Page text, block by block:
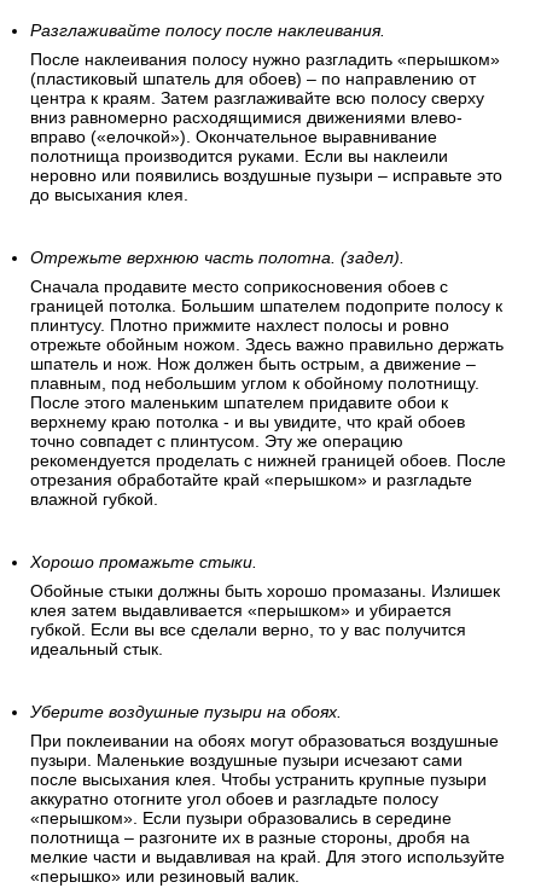
Разглаживайте полосу после наклеивания.
После наклеивания полосу нужно разгладить «перышком»
(пластиковый шпатель для обоев) – по направлению от
центра к краям. Затем разглаживайте всю полосу сверху
вниз равномерно расходящимися движениями влево-
вправо («елочкой»). Окончательное выравнивание
полотнища производится руками. Если вы наклеили
неровно или появились воздушные пузыри – исправьте это
до высыхания клея.
Отрежьте верхнюю часть полотна. (задел).
Сначала продавите место соприкосновения обоев с
границей потолка. Большим шпателем подоприте полосу к
плинтусу. Плотно прижмите нахлест полосы и ровно
отрежьте обойным ножом. Здесь важно правильно держать
шпатель и нож. Нож должен быть острым, а движение –
плавным, под небольшим углом к обойному полотнищу.
После этого маленьким шпателем придавите обои к
верхнему краю потолка - и вы увидите, что край обоев
точно совпадет с плинтусом. Эту же операцию
рекомендуется проделать с нижней границей обоев. После
отрезания обработайте край «перышком» и разгладьте
влажной губкой.
Хорошо промажьте стыки.
Обойные стыки должны быть хорошо промазаны. Излишек
клея затем выдавливается «перышком» и убирается
губкой. Если вы все сделали верно, то у вас получится
идеальный стык.
Уберите воздушные пузыри на обоях.
При поклеивании на обоях могут образоваться воздушные
пузыри. Маленькие воздушные пузыри исчезают сами
после высыхания клея. Чтобы устранить крупные пузыри
аккуратно отогните угол обоев и разгладьте полосу
«перышком». Если пузыри образовались в середине
полотнища – разгоните их в разные стороны, дробя на
мелкие части и выдавливая на край. Для этого используйте
«перышко» или резиновый валик.